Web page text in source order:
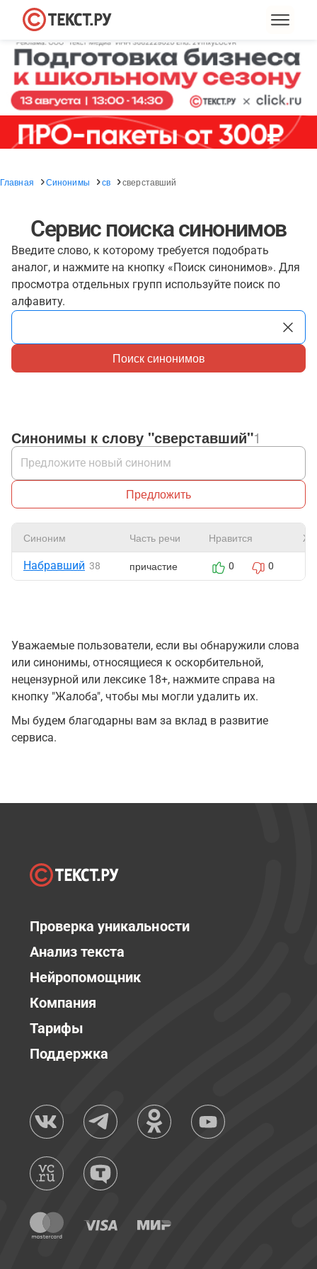
Главная Синонимы св сверставший
Сервис поиска синонимов
Введите слово, к которому требуется подобрать
аналог, и нажмите на кнопку «Поиск синонимов». Для
просмотра отдельных групп используйте поиск по
алфавиту.
Поиск синонимов
Синонимы к слову "сверставший"1
Предложить
Синоним Часть речи Нравится
Набравший 38 причастие 0 0
Уважаемые пользователи, если вы обнаружили слова
или синонимы, относящиеся к оскорбительной,
нецензурной или лексике 18+, нажмите справа на
кнопку "Жалоба", чтобы мы могли удалить их.
Мы будем благодарны вам за вклад в развитие
сервиса.
Проверка уникальности
Анализ текста
Нейропомощник
Компания
Тарифы
Поддержка